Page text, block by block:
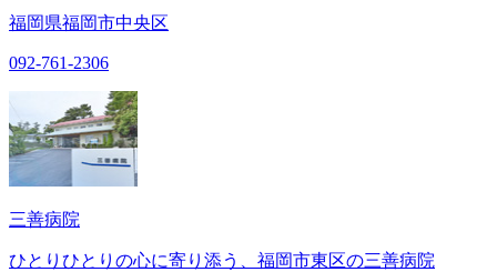
福岡県福岡市中央区
092-761-2306
三善病院
ひとりひとりの心に寄り添う、福岡市東区の三善病院